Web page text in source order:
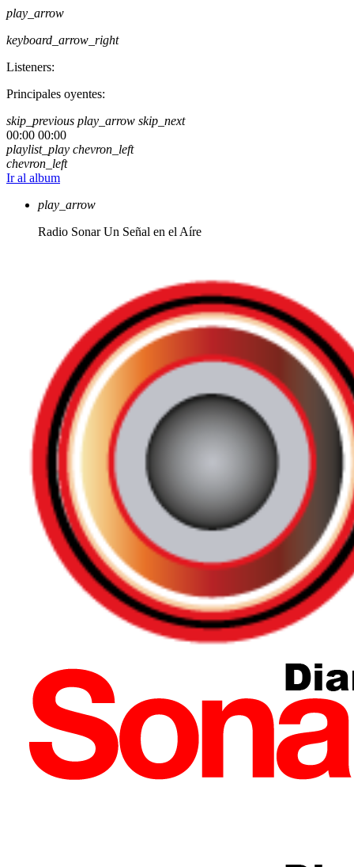
play_arrow
keyboard_arrow_right
Listeners:
Principales oyentes:
skip_previous play_arrow skip_next
00:00 00:00
playlist_play chevron_left
chevron_left
Ir al album
play_arrow
Radio Sonar Un Señal en el Aíre